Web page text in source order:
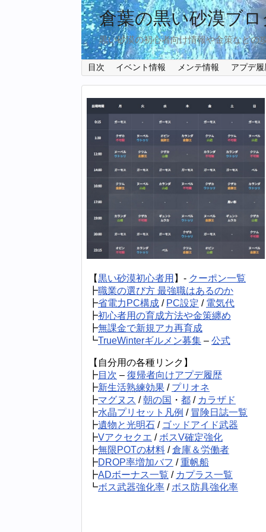
倉葉の黒い砂漠ブロ
黒い砂漠の初心者向け情報や金策などの
目次 イベント情報 メンテ情報 アプデ履
【黒い砂漠初心者用 】- クーポン一覧
┣職業の選び方 最強職はあるのか
┣省電力PC構成 / PC設定 / 電気代
┣初心者用の育成方法や金策纏め
┣無課金で新規アカ再育成
┗TrueWinterギルメン募集 – 公式
【自分用の各種リンク】
┣目次 – 復帰者向けアプデ履歴
┣新生活熟練効果 / プリオネ
┣マグヌス /朝の国 ・ 都 / カラザド
┣水晶プリセット凡例 / 冒険日誌一覧
┣遺物と光明石 / ゴッドアイド武器
┣Vアクセクエ / ボスV確定強化
┣無限POTの材料 /倉庫＆労働者
┣DROP率増加バフ /重帆船
┣ADボーナス一覧 / カプラス一覧
┗ボス武器強化率 / ボス防具強化率